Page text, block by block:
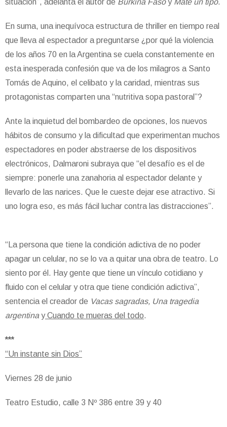
situación”, adelanta el autor de Burkina Fasoy Maté un tipo.
En suma, una inequívoca estructura de thriller en tiempo real
que lleva al espectador a preguntarse ¿por qué la violencia
de los años 70 en la Argentina se cuela constantemente en
esta inesperada confesión que va de los milagros a Santo
Tomás de Aquino, el celibato y la caridad, mientras sus
protagonistas comparten una “nutritiva sopa pastoral”?
Ante la inquietud del bombardeo de opciones, los nuevos
hábitos de consumo y la dificultad que experimentan muchos
espectadores en poder abstraerse de los dispositivos
electrónicos, Dalmaroni subraya que “el desafío es el de
siempre: ponerle una zanahoria al espectador delante y
llevarlo de las narices. Que le cueste dejar ese atractivo. Si
uno logra eso, es más fácil luchar contra las distracciones”.
“La persona que tiene la condición adictiva de no poder
apagar un celular, no se lo va a quitar una obra de teatro. Lo
siento por él. Hay gente que tiene un vínculo cotidiano y
fluido con el celular y otra que tiene condición adictiva”,
sentencia el creador de Vacas sagradas, Una tragedia
argentinayCuando te mueras del todo.
***
“Un instante sin Dios”
Viernes 28 de junio
Teatro Estudio, calle 3 Nº 386 entre 39 y 40